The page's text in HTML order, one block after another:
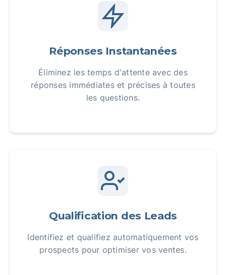
Réponses Instantanées
Éliminez les temps d'attente avec des
réponses immédiates et précises à toutes
les questions.
Qualification des Leads
Identifiez et qualifiez automatiquement vos
prospects pour optimiser vos ventes.